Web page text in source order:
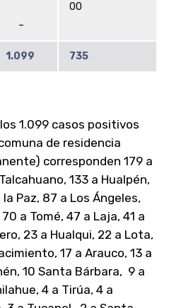
–
00
1.099 735
1.099 casos positivos
de residencia
corresponden 179 a
133 a Hualpén,
la Paz, 87 a Los Ángeles,
a Tomé, 47 a Laja, 41 a
23 a Hualqui, 22 a Lota,
17 a Arauco, 13 a
10 Santa Bárbara, 9 a
4 a Tirúa, 4 a